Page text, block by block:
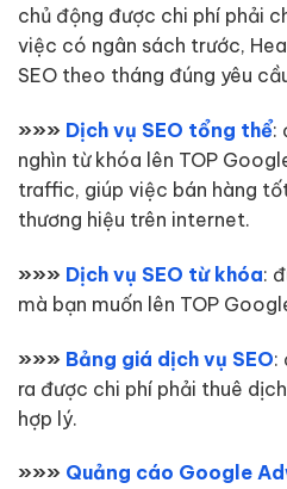
chủ động được chi phí phải
việc có ngân sách trước,
SEO theo tháng đúng yêu
»»» Dịch vụ SEO tổng thể:
nghìn từ khóa lên TOP
traffic, giúp việc bán hàng
thương hiệu trên internet.
»»» Dịch vụ SEO từ khóa:
mà bạn muốn lên TOP
»»» Bảng giá dịch vụ SEO:
ra được chi phí phải thuê
hợp lý.
»»» Quảng cáo Google